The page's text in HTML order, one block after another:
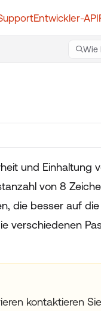
Entwickler-API
Wie
und Einhaltung
von 8
die besser auf
verschiedenen
kontaktieren Sie